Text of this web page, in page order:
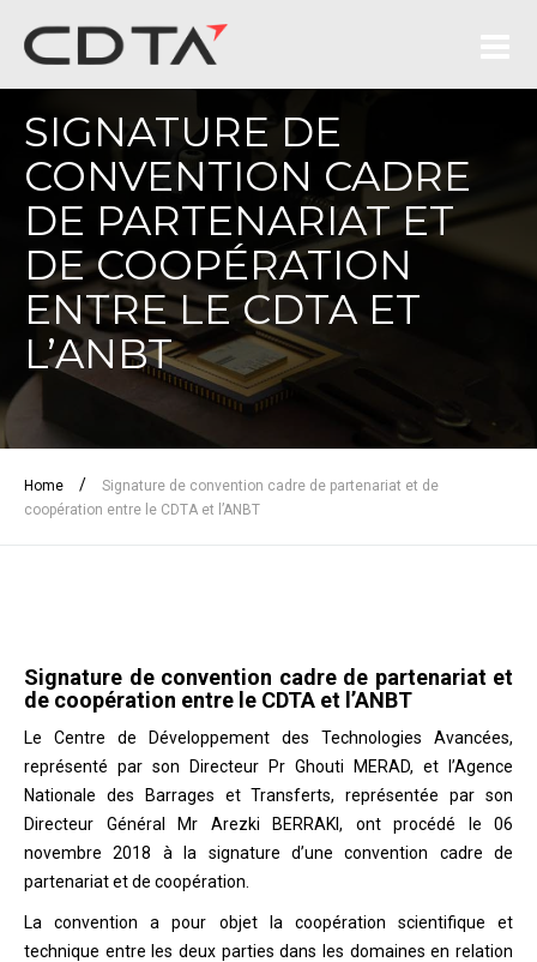
SIGNATURE DE
CONVENTION CADRE
DE PARTENARIAT ET
DE COOPÉRATION
ENTRE LE CDTA ET
L’ANBT
Home /
Signature de convention cadre de partenariat et de
coopération entre le CDTA et l’ANBT
Signature de convention cadre de partenariat et
de coopération entre le CDTA et l’ANBT
Le Centre de Développement des Technologies Avancées,
représenté par son Directeur Pr Ghouti MERAD, et l’Agence
Nationale des Barrages et Transferts, représentée par son
Directeur Général Mr Arezki BERRAKI, ont procédé le 06
novembre 2018 à la signature d’une convention cadre de
partenariat et de coopération.
La convention a pour objet la coopération scientifique et
technique entre les deux parties dans les domaines en relation